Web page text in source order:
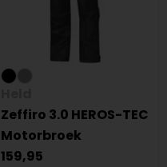
Zeffiro 3.0 HEROS-TEC
Motorbroek
159,95